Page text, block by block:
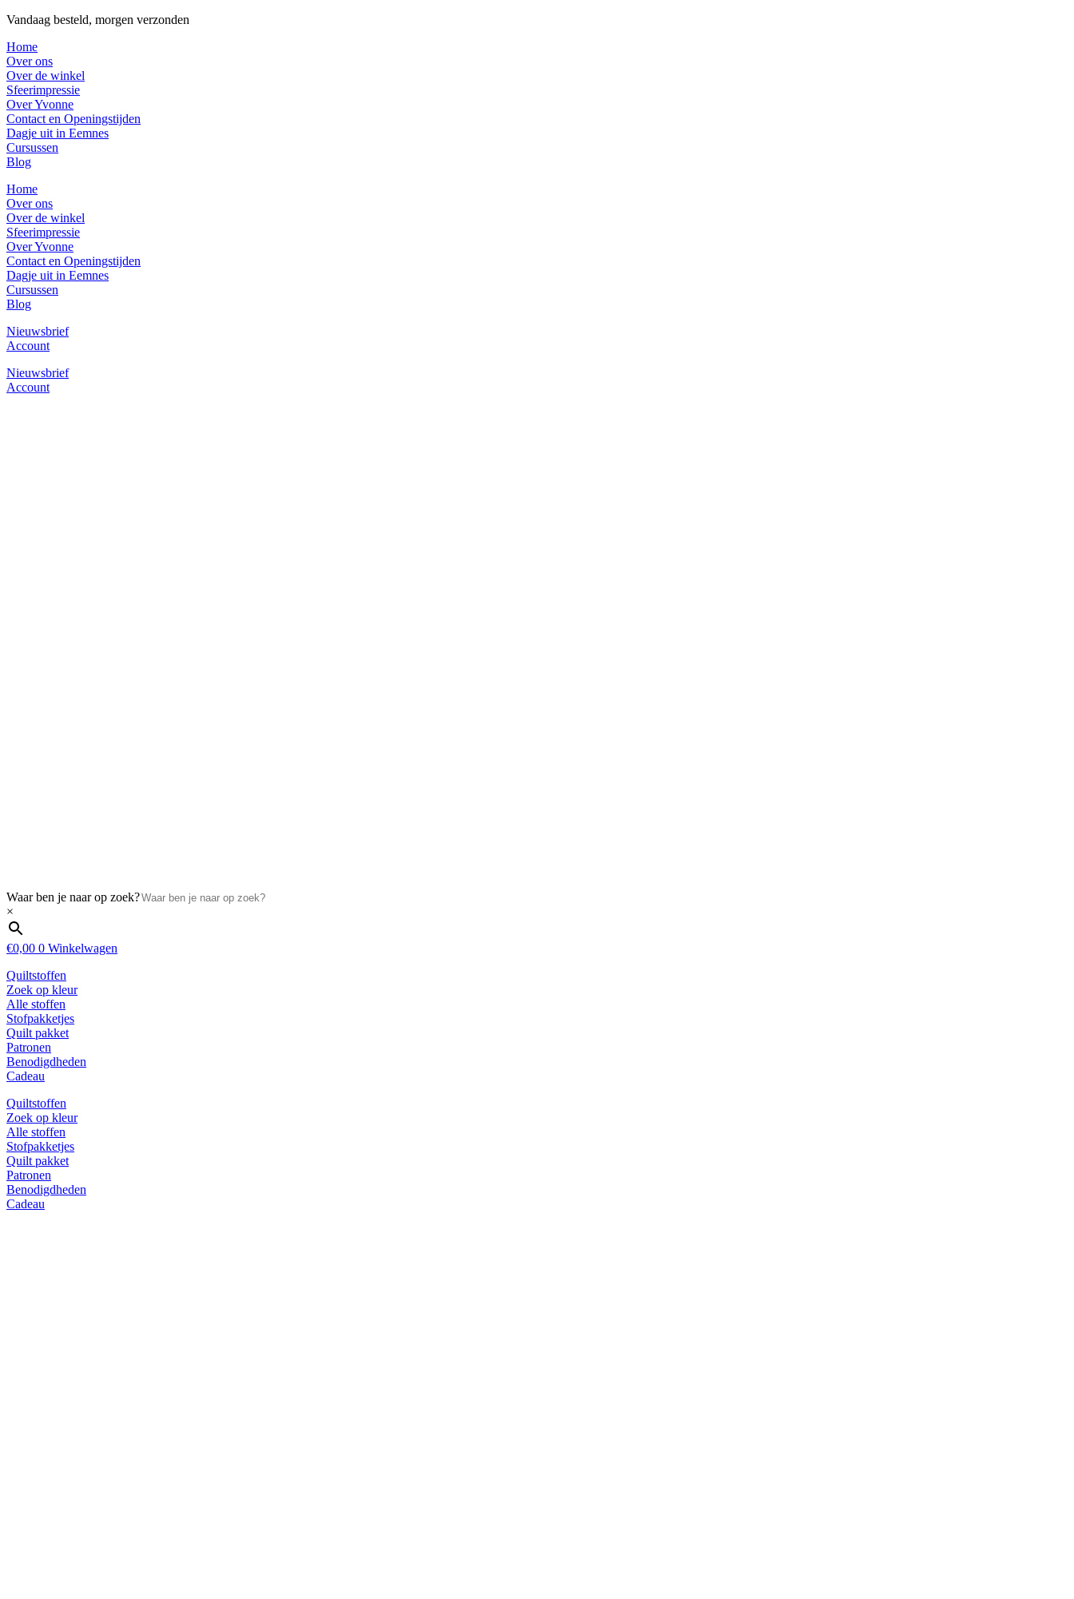
Vandaag besteld, morgen verzonden
Home
Over ons
Over de winkel
Sfeerimpressie
Over Yvonne
Contact en Openingstijden
Dagje uit in Eemnes
Cursussen
Blog
Home
Over ons
Over de winkel
Sfeerimpressie
Over Yvonne
Contact en Openingstijden
Dagje uit in Eemnes
Cursussen
Blog
Nieuwsbrief
Account
Nieuwsbrief
Account
Waar ben je naar op zoek?
×
€0,00 0 Winkelwagen
Quiltstoffen
Zoek op kleur
Alle stoffen
Stofpakketjes
Quilt pakket
Patronen
Benodigdheden
Cadeau
Quiltstoffen
Zoek op kleur
Alle stoffen
Stofpakketjes
Quilt pakket
Patronen
Benodigdheden
Cadeau